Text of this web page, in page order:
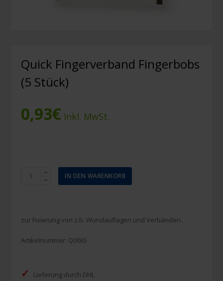
Quick Fingerverband Fingerbobs
(5 Stück)
0,93€ Inkl. MwSt.
Fingerverband
Menge
IN DEN WARENKORB
zur Fixierung von z.b. Wundauflagen und Verbänden.
Artikelnummer: Q0065
✓ Lieferung durch DHL